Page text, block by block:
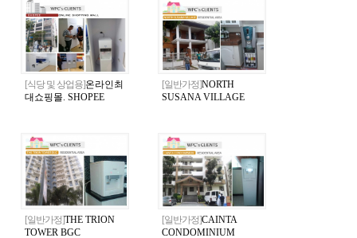
[식당 및 상업용]온라인최
대쇼핑몰. SHOPEE
[일반가정]NORTH
SUSANA VILLAGE
[일반가정]THE TRION
TOWER BGC
[일반가정]CAINTA
CONDOMINIUM